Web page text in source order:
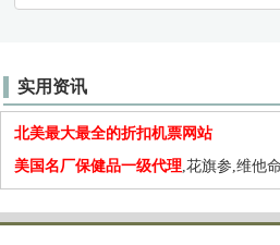
实用资讯
北美最大最全的折扣机票网站
美国名厂保健品一级代理,花旗参,维他